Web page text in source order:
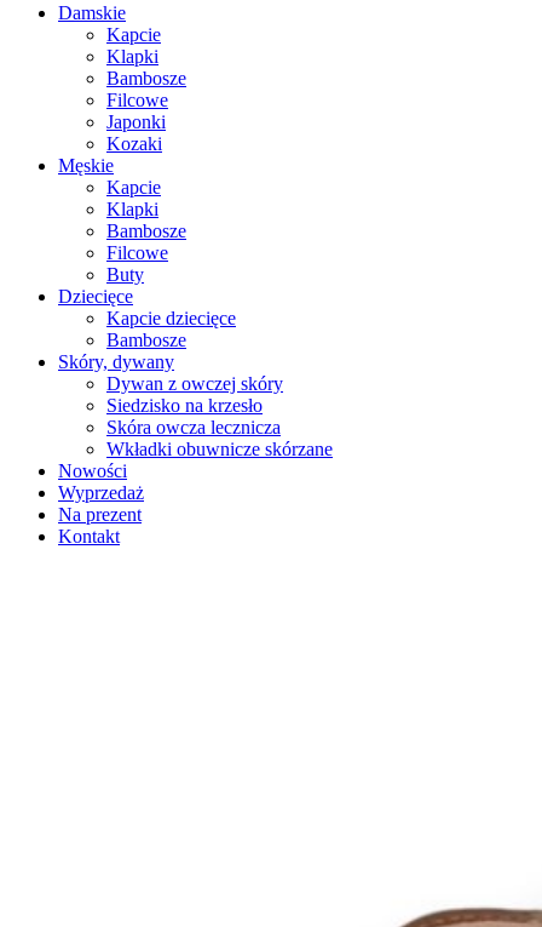
Damskie
Kapcie
Klapki
Bambosze
Filcowe
Japonki
Kozaki
Męskie
Kapcie
Klapki
Bambosze
Filcowe
Buty
Dziecięce
Kapcie dziecięce
Bambosze
Skóry, dywany
Dywan z owczej skóry
Siedzisko na krzesło
Skóra owcza lecznicza
Wkładki obuwnicze skórzane
Nowości
Wyprzedaż
Na prezent
Kontakt